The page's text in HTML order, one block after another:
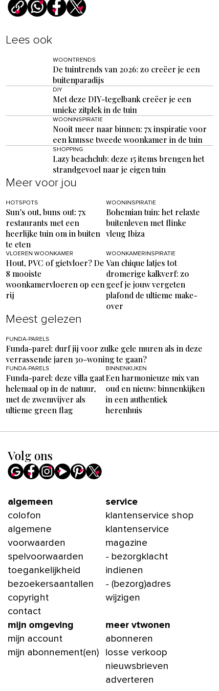
Lees ook
WOONTRENDS
De tuintrends van 2026: zo creëer je een
buitenparadijs
DIY
Met deze DIY-tegelbank creëer je een
unieke zitplek in de tuin
WOONINSPIRATIE
Nooit meer naar binnen: 7x inspiratie voor
een knusse tweede woonkamer in de tuin
SHOPPING
Lazy beachclub: deze 15 items brengen het
strandgevoel naar je eigen tuin
Meer voor jou
HOTSPOTS
Sun’s out, buns out: 7x
restaurants met een
heerlijke tuin om in buiten
te eten
WOONINSPIRATIE
Bohemian tuin: het relaxte
buitenleven met flinke
vleug Ibiza
VLOEREN WOONKAMER
Hout, PVC of gietvloer? De
8 mooiste
woonkamervloeren op een
rij
WOONKAMERINSPIRATIE
Van chique latjes tot
dromerige kalkverf: zo
geef je jouw vergeten
plafond de ultieme make-
over
Meest gelezen
FUNDA-PARELS
Funda-parel: durf jij voor zulke gele muren als in deze
verrassende jaren 30-woning te gaan?
FUNDA-PARELS
Funda-parel: deze villa gaat
helemaal op in de natuur,
met de zwemvijver als
ultieme green flag
BINNENKIJKEN
Een harmonieuze mix van
oud en nieuw: binnenkijken
in een authentiek
herenhuis
Volg ons
algemeen
colofon
algemene
voorwaarden
spelvoorwaarden
toegankelijkheid
bezoekersaantallen
copyright
contact
service
klantenservice shop
klantenservice
magazine
- bezorgklacht
indienen
- (bezorg)adres
wijzigen
mijn omgeving
mijn account
mijn abonnement(en)
meer vtwonen
abonneren
losse verkoop
nieuwsbrieven
adverteren